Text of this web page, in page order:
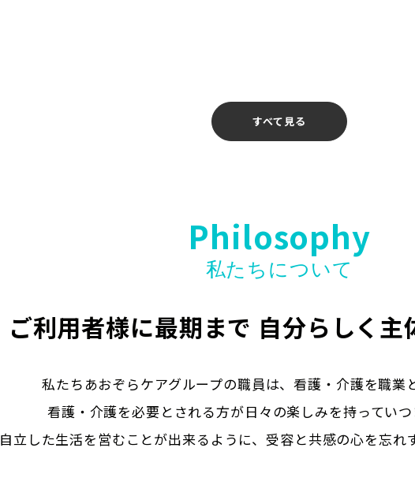
すべて見る
Philosophy
私たちについて
ご利用者様に最期まで 自分らしく主
私たちあおぞらケアグループの職員は、看護・介護を職業
看護・介護を必要とされる方が日々の楽しみを持ってい
自立した生活を営むことが出来るように、受容と共感の心を忘れ